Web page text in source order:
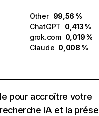
Other 99,56 %
ChatGPT 0,413 %
grok.com 0,019 %
Claude 0,008 %
pour accroître votre
IA et la